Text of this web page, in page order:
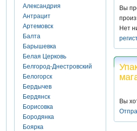
Александрия
Антрацит
Артемовск
Балта
Барышевка
Белая Церковь
Белгород-Днестровский
Белогорск
Бердычев
Бердянск
Борисовка
Бородянка
Боярка
Вы
Нет
Вы